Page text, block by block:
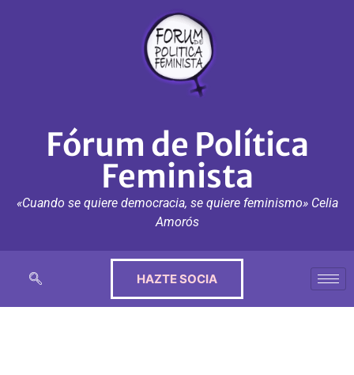
Fórum de Política
Feminista
«Cuando se quiere democracia, se quiere feminismo» Celia
Amorós
HAZTE SOCIA